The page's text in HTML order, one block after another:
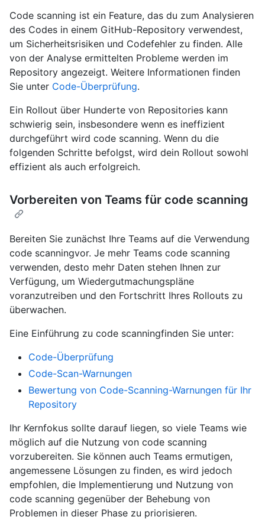
Code scanning ist ein Feature, das du zum Analysieren
des Codes in einem GitHub-Repository verwendest,
um Sicherheitsrisiken und Codefehler zu finden. Alle
von der Analyse ermittelten Probleme werden im
Repository angezeigt. Weitere Informationen finden
Sie unter Code-Überprüfung.
Ein Rollout über Hunderte von Repositories kann
schwierig sein, insbesondere wenn es ineffizient
durchgeführt wird code scanning. Wenn du die
folgenden Schritte befolgst, wird dein Rollout sowohl
effizient als auch erfolgreich.
Vorbereiten von Teams für code scanning
Bereiten Sie zunächst Ihre Teams auf die Verwendung
code scanningvor. Je mehr Teams code scanning
verwenden, desto mehr Daten stehen Ihnen zur
Verfügung, um Wiedergutmachungspläne
voranzutreiben und den Fortschritt Ihres Rollouts zu
überwachen.
Eine Einführung zu code scanningfinden Sie unter:
Code-Überprüfung
Code-Scan-Warnungen
Bewertung von Code-Scanning-Warnungen für Ihr
Repository
Ihr Kernfokus sollte darauf liegen, so viele Teams wie
möglich auf die Nutzung von code scanning
vorzubereiten. Sie können auch Teams ermutigen,
angemessene Lösungen zu finden, es wird jedoch
empfohlen, die Implementierung und Nutzung von
code scanning gegenüber der Behebung von
Problemen in dieser Phase zu priorisieren.